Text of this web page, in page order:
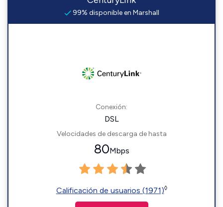
99% disponible en Marshall
Conexión:
DSL
Velocidades de descarga de hasta
80Mbps
Calificación de usuarios (1971)◊